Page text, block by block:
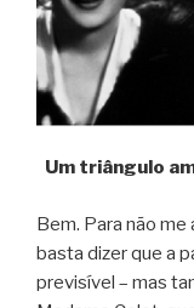
Um triângulo
Bem. Para não
basta dizer que a
previsível – mas